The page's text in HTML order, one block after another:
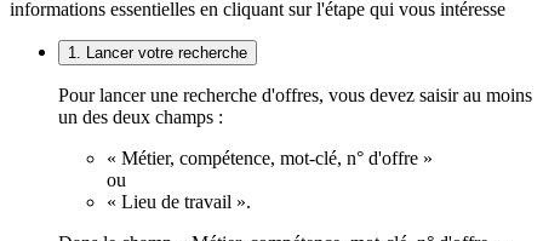
informations essentielles en cliquant sur l'étape qui vous intéresse
1. Lancer votre recherche
Pour lancer une recherche d'offres, vous devez saisir au moins
un des deux champs :
« Métier, compétence, mot-clé, n° d'offre »
ou
« Lieu de travail ».